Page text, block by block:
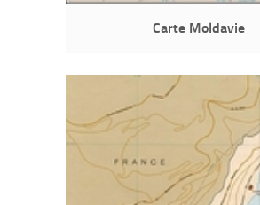
Carte Moldavie